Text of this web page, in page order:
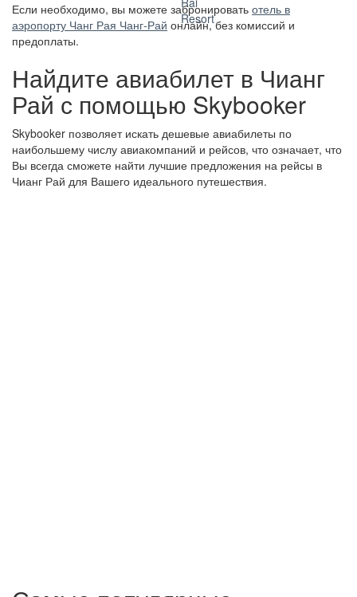
Если необходимо, вы можете забронировать отель в
аэропорту Чанг Рая Чанг-Рай онлайн, без комиссий и
предоплаты.
Найдите авиабилет в Чианг
Рай с помощью Skybooker
Skybooker позволяет искать дешевые авиабилеты по
наибольшему числу авиакомпаний и рейсов, что означает, что
Вы всегда сможете найти лучшие предложения на рейсы в
Чианг Рай для Вашего идеального путешествия.